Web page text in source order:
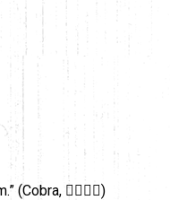
(Cobra, )